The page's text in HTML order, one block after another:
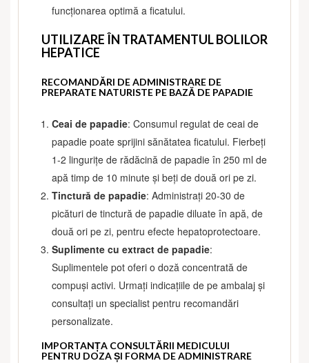
funcționarea optimă a ficatului.
UTILIZARE ÎN TRATAMENTUL BOLILOR
HEPATICE
RECOMANDĂRI DE ADMINISTRARE DE
PREPARATE NATURISTE PE BAZĂ DE PAPADIE
Ceai de papadie: Consumul regulat de ceai de
papadie poate sprijini sănătatea ficatului. Fierbeți
1-2 lingurițe de rădăcină de papadie în 250 ml de
apă timp de 10 minute și beți de două ori pe zi.
Tinctură de papadie: Administrați 20-30 de
picături de tinctură de papadie diluate în apă, de
două ori pe zi, pentru efecte hepatoprotectoare.
Suplimente cu extract de papadie:
Suplimentele pot oferi o doză concentrată de
compuși activi. Urmați indicațiile de pe ambalaj și
consultați un specialist pentru recomandări
personalizate.
IMPORTANȚA CONSULTĂRII MEDICULUI
PENTRU DOZA ȘI FORMA DE ADMINISTRARE